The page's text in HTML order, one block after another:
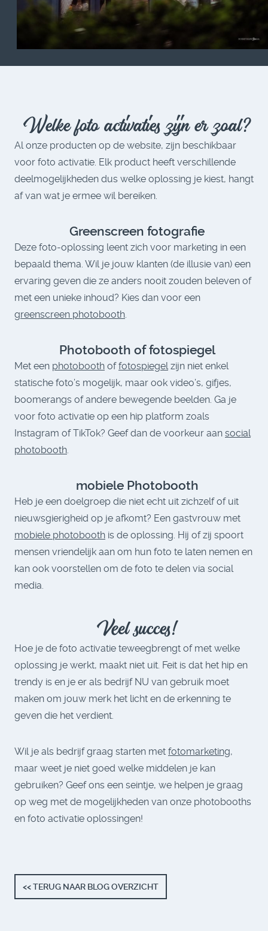
Welke foto activaties zijn er zoal?
Al onze producten op de website, zijn beschikbaar
voor foto activatie. Elk product heeft verschillende
deelmogelijkheden dus welke oplossing je kiest, hangt
af van wat je ermee wil bereiken.
Greenscreen fotografie
Deze foto-oplossing leent zich voor marketing in een
bepaald thema. Wil je jouw klanten (de illusie van) een
ervaring geven die ze anders nooit zouden beleven of
met een unieke inhoud? Kies dan voor een
greenscreen photobooth
Photobooth of fotospiegel
Met een photobooth offotospiegel zijn niet enkel
statische foto’s mogelijk, maar ook video’s, gifjes,
boomerangs of andere bewegende beelden. Ga je
voor foto activatie op een hip platform zoals
Instagram of TikTok? Geef dan de voorkeur aan social
photobooth
mobiele Photobooth
Heb je een doelgroep die niet echt uit zichzelf of uit
nieuwsgierigheid op je afkomt? Een gastvrouw met
mobiele photobooth is de oplossing. Hij of zij spoort
mensen vriendelijk aan om hun foto te laten nemen en
kan ook voorstellen om de foto te delen via social
media.
Veel succes!
Hoe je de foto activatie teweegbrengt of met welke
oplossing je werkt, maakt niet uit. Feit is dat het hip en
trendy is en je er als bedrijf NU van gebruik moet
maken om jouw merk het licht en de erkenning te
geven die het verdient.
Wil je als bedrijf graag starten met fotomarketing,
maar weet je niet goed welke middelen je kan
gebruiken? Geef ons een seintje, we helpen je graag
op weg met de mogelijkheden van onze photobooths
en foto activatie oplossingen!
<< TERUG NAAR BLOG OVERZICHT